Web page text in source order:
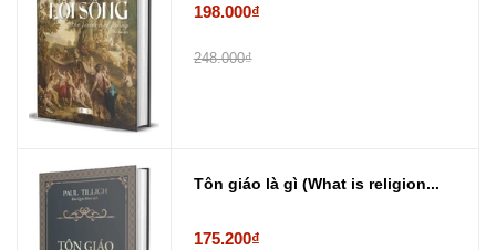
198.000₫
248.000₫
Tôn giáo là gì (What is religion...
175.200₫